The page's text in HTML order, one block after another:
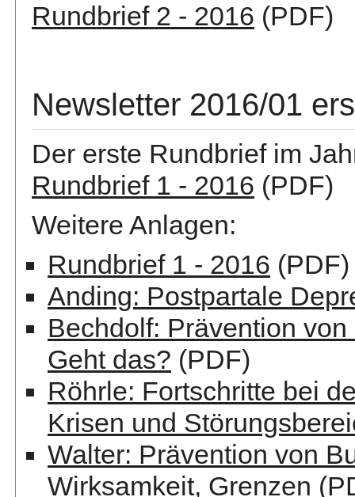
Rundbrief 2 - 2016 (PDF)
Newsletter 2016/01
Der erste Rundbrief im
Rundbrief 1 - 2016 (PDF)
Weitere Anlagen:
Rundbrief 1 - 2016 (PDF)
Anding: Postpartale
Bechdolf: Prävention
Geht das? (PDF)
Röhrle: Fortschritte bei
Krisen und
Walter: Prävention von
Wirksamkeit, Grenzen